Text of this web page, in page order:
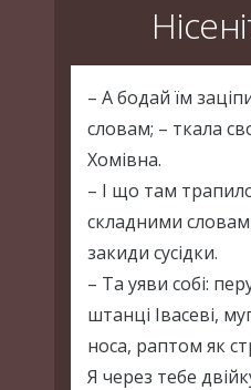
– А бодай їм
словам; – ткала
Хомівна.
– І що там
складними
закиди сусідки.
– Та уяви собі:
штанці Івасеві,
носа, раптом як
Я через тебе